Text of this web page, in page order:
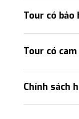
Tour có bảo
Tour có
Chính sách